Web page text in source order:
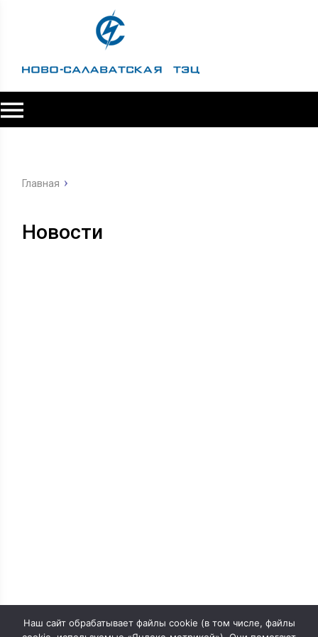
Главная
Новости
Наш сайт обрабатывает файлы cookie (в том числе, файлы